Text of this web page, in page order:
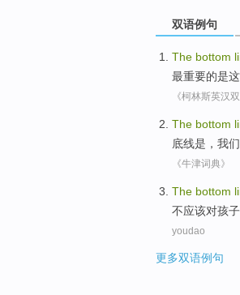
双语例句
The bottom
最重要的是这
《柯林斯英汉
The bottom
底线是 ， 我们
《牛津词典》
The bottom
不应该对孩
youdao
更多双语例句